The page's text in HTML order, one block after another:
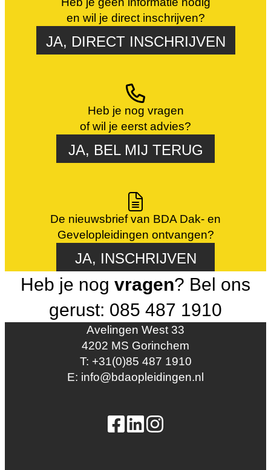
en wil je direct inschrijven?
JA, DIRECT INSCHRIJVEN
Heb je nog vragen
of wil je eerst advies?
JA, BEL MIJ TERUG
De nieuwsbrief van BDA Dak- en
Gevelopleidingen ontvangen?
JA, INSCHRIJVEN
Heb je nog vragen? Bel ons
gerust: 085 487 1910
Avelingen West 33
4202 MS Gorinchem
T: +31(0)85 487 1910
E: info@bdaopleidingen.nl